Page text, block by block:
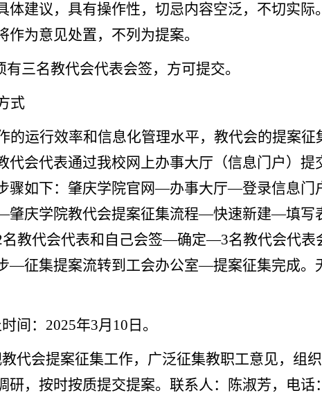
体建议，具有操作性，切忌内容空泛，不切实际
作为意见处置，不列为提案。
三名教代会代表会签，方可提交。
式
的运行效率和信息化管理水平，教代会的提案征
代会代表通过我校网上办事大厅（信息门户）提
骤如下：肇庆学院官网—办事大厅—登录信息
肇庆学院教代会提案征集流程—快速新建—填写
教代会代表和自己会签—确定—3名教代会代表
—征集提案流转到工会办公室—提案征集完成。
间： 2025年3月 10 日。
教代会提案征集工作，广泛征集教职工意见，组织
研，按时按质提交提案。联系人： 陈淑芳，电话：